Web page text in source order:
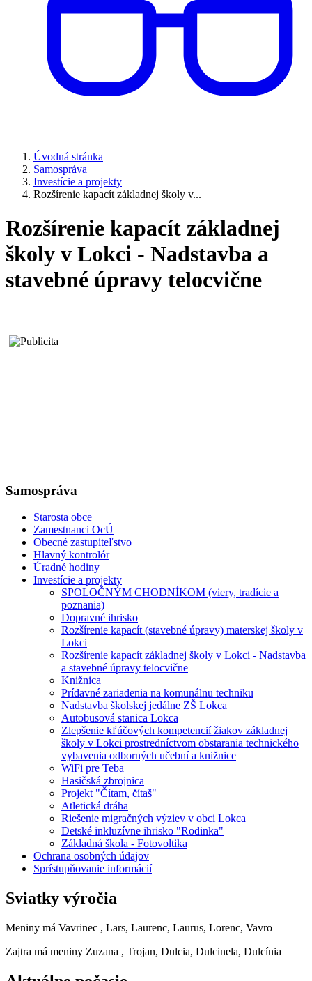
Úvodná stránka
Samospráva
Investície a projekty
Rozšírenie kapacít základnej školy v...
Rozšírenie kapacít základnej
školy v Lokci - Nadstavba a
stavebné úpravy telocvične
Samospráva
Starosta obce
Zamestnanci OcÚ
Obecné zastupiteľstvo
Hlavný kontrolór
Úradné hodiny
Investície a projekty
SPOLOČNÝM CHODNÍKOM (viery, tradície a
poznania)
Dopravné ihrisko
Rozšírenie kapacít (stavebné úpravy) materskej školy v
Lokci
Rozšírenie kapacít základnej školy v Lokci - Nadstavba
a stavebné úpravy telocvične
Knižnica
Prídavné zariadenia na komunálnu techniku
Nadstavba školskej jedálne ZŠ Lokca
Autobusová stanica Lokca
Zlepšenie kľúčových kompetencií žiakov základnej
školy v Lokci prostredníctvom obstarania technického
vybavenia odborných učební a knižnice
WiFi pre Teba
Hasičská zbrojnica
Projekt "Čítam, čítaš"
Atletická dráha
Riešenie migračných výziev v obci Lokca
Detské inkluzívne ihrisko "Rodinka"
Základná škola - Fotovoltika
Ochrana osobných údajov
Sprístupňovanie informácií
Sviatky výročia
Meniny má Vavrinec , Lars, Laurenc, Laurus, Lorenc, Vavro
Zajtra má meniny Zuzana , Trojan, Dulcia, Dulcinela, Dulcínia